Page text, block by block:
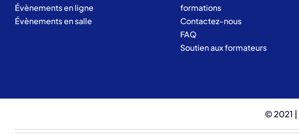
Évènements en ligne
Évènements en salle
formations
Contactez-nous
FAQ
Soutien aux formateurs
© 2021 |